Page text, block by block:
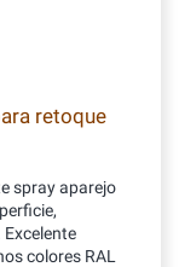
retoque
spray aparejo
colores RAL